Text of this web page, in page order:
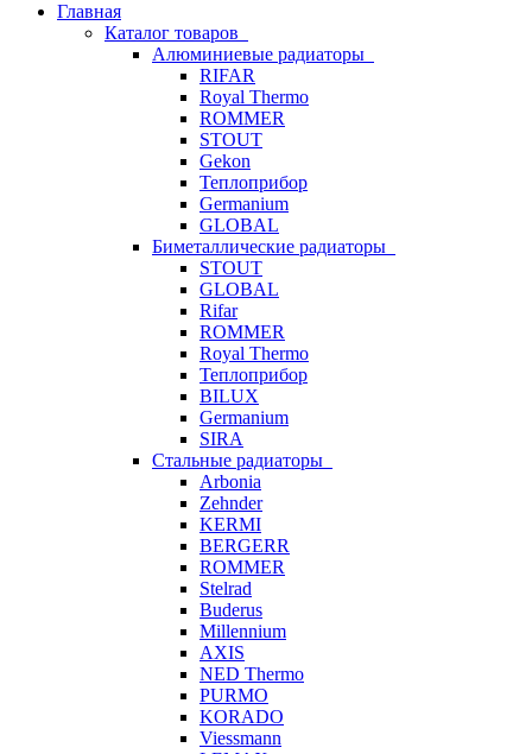
Главная
Каталог товаров
Алюминиевые радиаторы
RIFAR
Royal Thermo
ROMMER
STOUT
Gekon
Теплоприбор
Germanium
GLOBAL
Биметаллические радиаторы
STOUT
GLOBAL
Rifar
ROMMER
Royal Thermo
Теплоприбор
BILUX
Germanium
SIRA
Стальные радиаторы
Arbonia
Zehnder
KERMI
BERGERR
ROMMER
Stelrad
Buderus
Millennium
AXIS
NED Thermo
PURMO
KORADO
Viessmann